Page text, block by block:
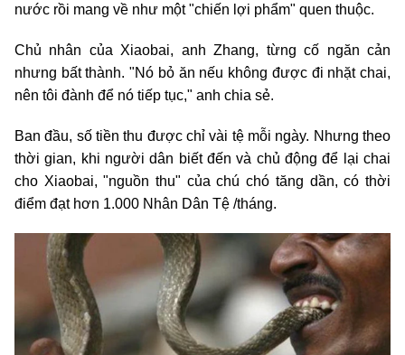
nước rồi mang về như một "chiến lợi phẩm" quen thuộc.
Chủ nhân của Xiaobai, anh Zhang, từng cố ngăn cản
nhưng bất thành. "Nó bỏ ăn nếu không được đi nhặt chai,
nên tôi đành để nó tiếp tục," anh chia sẻ.
Ban đầu, số tiền thu được chỉ vài tệ mỗi ngày. Nhưng theo
thời gian, khi người dân biết đến và chủ động để lại chai
cho Xiaobai, "nguồn thu" của chú chó tăng dần, có thời
điểm đạt hơn 1.000 Nhân Dân Tệ /tháng.